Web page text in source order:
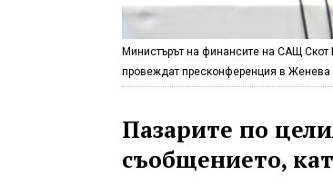
Министърът на финансите на САЩ Скот
провеждат пресконференция в
Пазарите по
съобщението,